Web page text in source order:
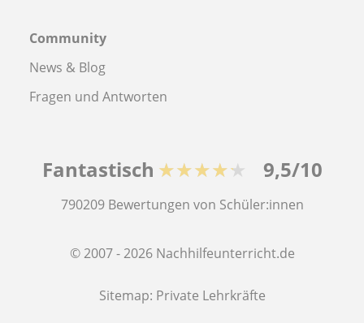
Community
News & Blog
Fragen und Antworten
Fantastisch ★★★★★ 9,5/10
790209 Bewertungen von Schüler:innen
© 2007 - 2026 Nachhilfeunterricht.de
Sitemap: Private Lehrkräfte